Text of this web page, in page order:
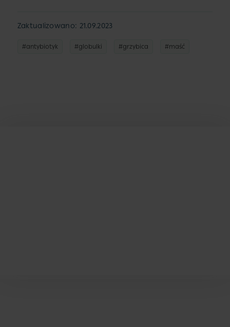
Zaktualizowano: 21.09.2023
#antybiotyk #globulki #grzybica #maść